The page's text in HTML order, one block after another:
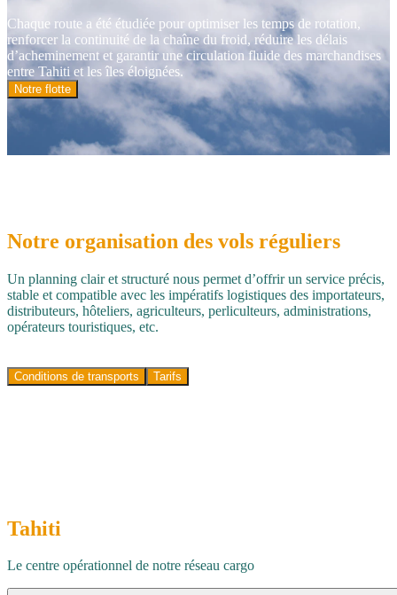
Chaque route a été étudiée pour optimiser les temps de rotation,
renforcer la continuité de la chaîne du froid, réduire les délais
d’acheminement et garantir une circulation fluide des marchandises
entre Tahiti et les îles éloignées.
Notre flotte
Notre organisation des vols réguliers
Un planning clair et structuré nous permet d’offrir un service précis,
stable et compatible avec les impératifs logistiques des importateurs,
distributeurs, hôteliers, agriculteurs, perliculteurs, administrations,
opérateurs touristiques, etc.
Conditions de transports Tarifs
Tahiti
Le centre opérationnel de notre réseau cargo